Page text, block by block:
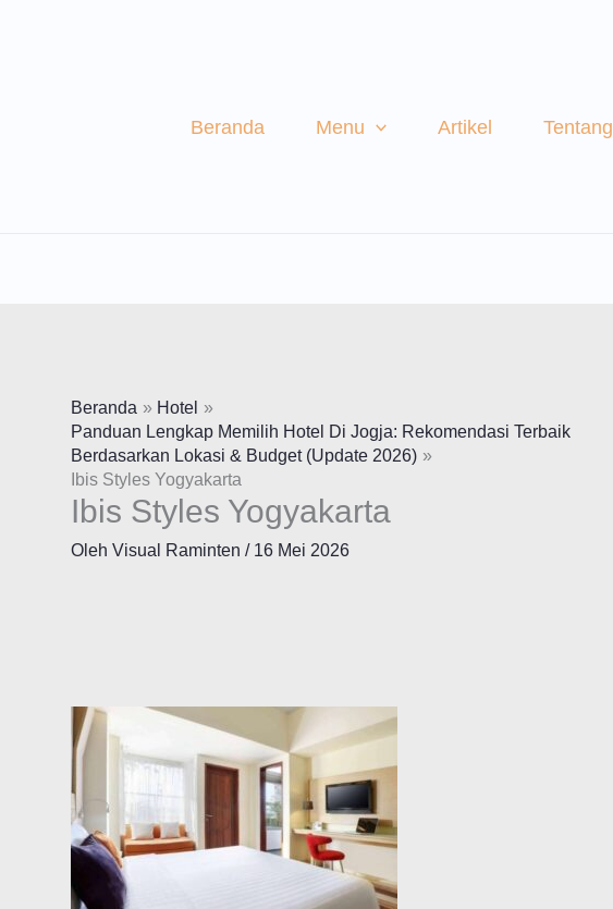
Beranda Menu Artikel Tentang
Beranda
Hotel
Panduan Lengkap Memilih Hotel Di Jogja: Rekomendasi Terbaik
Berdasarkan Lokasi & Budget (Update 2026)
Ibis Styles Yogyakarta
Ibis Styles Yogyakarta
Oleh Visual Raminten / 16 Mei 2026